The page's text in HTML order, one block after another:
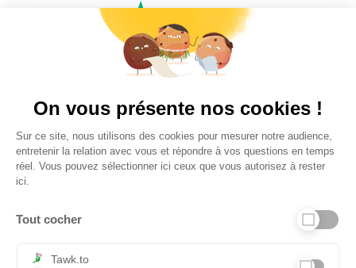
Plus de 650 Avis
On vous présente nos cookies !
Sur ce site, nous utilisons des cookies pour mesurer notre audience,
entretenir la relation avec vous et répondre à vos questions en temps
réel. Vous pouvez sélectionner ici ceux que vous autorisez à rester
ici.
Tout cocher
Tawk.to